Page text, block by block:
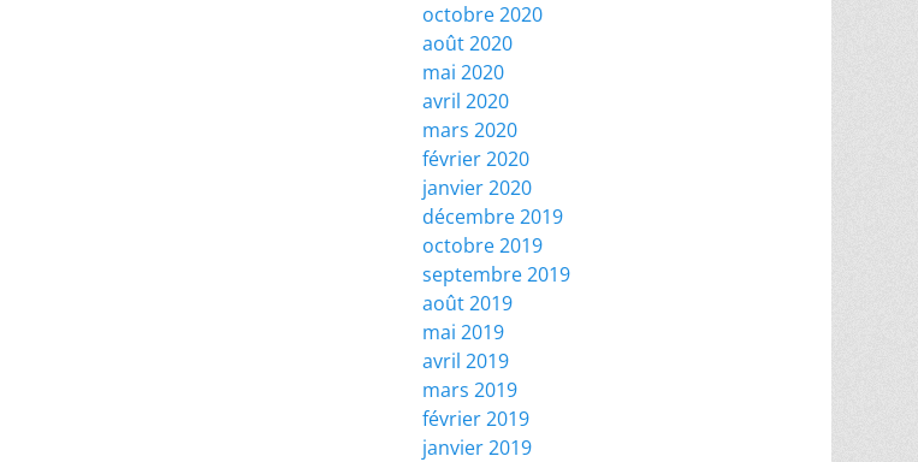
octobre 2020
août 2020
mai 2020
avril 2020
mars 2020
février 2020
janvier 2020
décembre 2019
octobre 2019
septembre 2019
août 2019
mai 2019
avril 2019
mars 2019
février 2019
janvier 2019